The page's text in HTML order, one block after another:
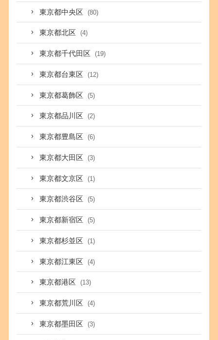
東京都中央区 (80)
東京都北区 (4)
東京都千代田区 (19)
東京都台東区 (12)
東京都葛飾区 (5)
東京都品川区 (2)
東京都豊島区 (6)
東京都大田区 (3)
東京都文京区 (1)
東京都渋谷区 (5)
東京都新宿区 (5)
東京都杉並区 (1)
東京都江東区 (4)
東京都港区 (13)
東京都荒川区 (4)
東京都墨田区 (3)